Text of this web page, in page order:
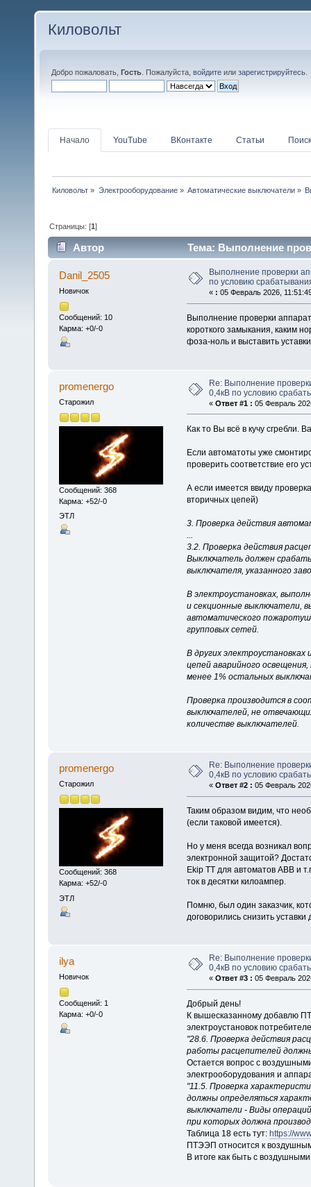
Киловольт
Добро пожаловать, Гость . Пожалуйста, войдите или зарегистрируйтесь
Начало YouTube ВКонтакте Статьи Поиск
Киловольт » Электрооборудование» Автоматические выключатели»
Страницы: [1]
Автор
Тема: Выполнение
токах одн (Прочитано 15833 раз)
Danil_2505
Новичок
Сообщений: 10
Карма: +0/-0
Выполнение проверки
по условию
« : 05 Февраль 2026,
Выполнение проверки
короткого замыкания, каким
фоза-ноль и выставить
promenergo
Старожил
Сообщений: 368
Карма: +52/-0
ЭТЛ
Re: Выполнение
0,4кВ по условию
« Ответ #1 : 05 Февраль
Как то Вы всё в кучу сгребли.
Если автоматоты уже
проверить соответствие его
А если имеется ввиду
вторичных цепей)
3. Проверка действия
3.2. Проверка действия
Выключатель должен
выключателя, указанного
В электроустановках,
и секционные выключатели,
автоматического
групповых сетей.
В других
цепей аварийного
менее 1% остальных
Проверка производится в
выключателей, не
количестве выключателей.
promenergo
Старожил
Сообщений: 368
Карма: +52/-0
ЭТЛ
Re: Выполнение
0,4кВ по условию
« Ответ #2 : 05 Февраль
Таким образом видим, что
(если таковой имеется).
Но у меня всегда возникал
электронной защитой?
Ekip TT для автоматов АВВ и
ток в десятки килоампер.
Помню, был один заказчик,
договорились снизить
ilya
Новичок
Сообщений: 1
Карма: +0/-0
Re: Выполнение
0,4кВ по условию
« Ответ #3 : 05 Февраль
Добрый день!
К вышесказанному добавлю
электроустановок
"28.6. Проверка действия
работы расцепителей
Остается вопрос с
электрооборудования и
"11.5. Проверка
должны определяться
выключатели - Виды
при которых должна
Таблица 18 есть тут: https://
ПТЭЭП относится к
В итоге как быть с